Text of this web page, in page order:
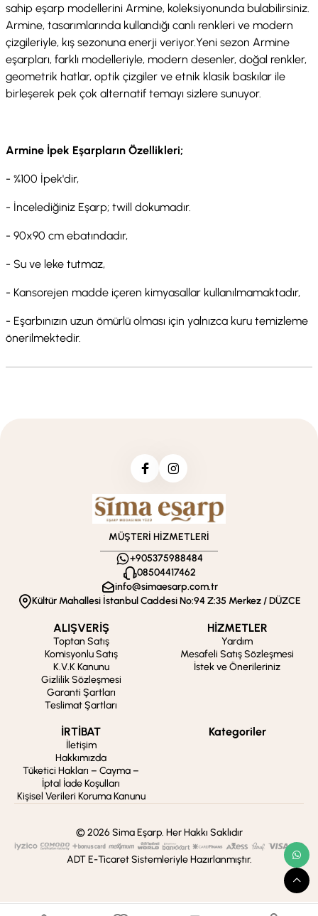
sahip eşarp modellerini Armine, koleksiyonunda bulabilirsiniz.
Armine, tasarımlarında kullandığı canlı renkleri ve modern
çizgileriyle, kış sezonuna enerji veriyor.Yeni sezon Armine
eşarpları, farklı modelleriyle, modern desenler, doğal renkler,
geometrik hatlar, optik çizgiler ve etnik klasik baskılar ile
birleşerek pek çok alternatif temayı sizlere sunuyor.
Armine İpek Eşarpların Özellikleri;
- %100 İpek'dir,
- İncelediğiniz Eşarp; twill dokumadır.
- 90x90 cm ebatındadır,
- Su ve leke tutmaz,
- Kansorejen madde içeren kimyasallar kullanılmamaktadır,
- Eşarbınızın uzun ömürlü olması için yalnızca kuru temizleme
önerilmektedir.
MÜŞTERİ HİZMETLERİ
+905375988484
08504417462
info@simaesarp.com.tr
Kültür Mahallesi İstanbul Caddesi No:94 Z:35 Merkez / DÜZCE
ALIŞVERİŞ
Toptan Satış
Komisyonlu Satış
K.V.K Kanunu
Gizlilik Sözleşmesi
Garanti Şartları
Teslimat Şartları
HİZMETLER
Yardım
Mesafeli Satış Sözleşmesi
İstek ve Önerileriniz
İRTİBAT
İletişim
Hakkımızda
Tüketici Hakları – Cayma –
İptal İade Koşulları
Kişisel Verileri Koruma Kanunu
Kategoriler
© 2026 Sima Eşarp. Her Hakkı Saklıdır
ADT E-Ticaret Sistemleriyle Hazırlanmıştır.